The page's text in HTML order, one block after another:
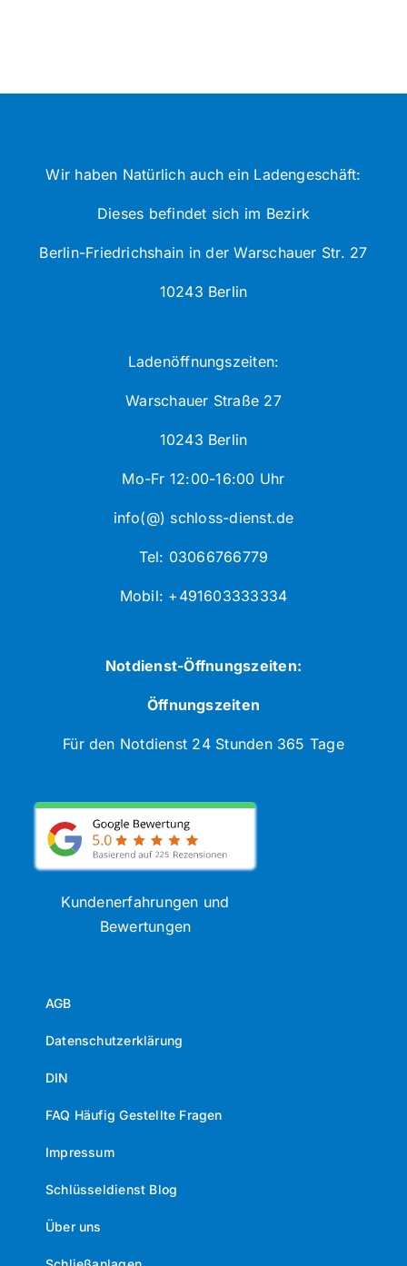
Wir haben Natürlich auch ein Ladengeschäft:
Dieses befindet sich im Bezirk
Berlin-Friedrichshain in der Warschauer Str. 27
10243 Berlin
Ladenöffnungszeiten:
Warschauer Straße 27
10243 Berlin
Mo-Fr 12:00-16:00 Uhr
info(@) schloss-dienst.de
Tel: 03066766779
Mobil: +491603333334
Notdienst-Öffnungszeiten:
Öffnungszeiten
Für den Notdienst 24 Stunden 365 Tage
Kundenerfahrungen und
Bewertungen
AGB
Datenschutzerklärung
DIN
FAQ Häufig Gestellte Fragen
Impressum
Schlüsseldienst Blog
Über uns